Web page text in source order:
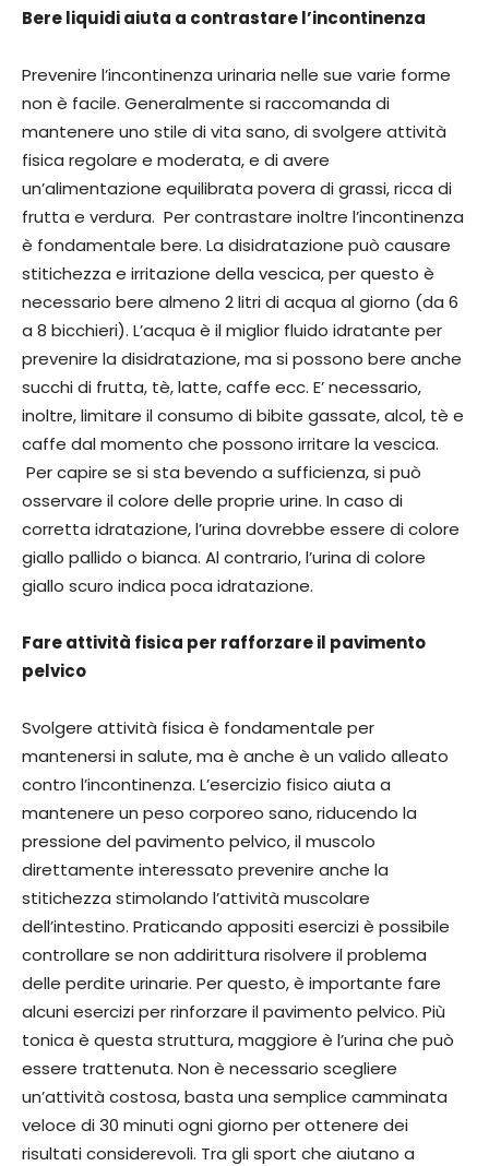
Bere liquidi aiuta a contrastare l’incontinenza
Prevenire l’incontinenza urinaria nelle sue varie forme
non è facile. Generalmente si raccomanda di
mantenere uno stile di vita sano, di svolgere attività
fisica regolare e moderata, e di avere
un’alimentazione equilibrata povera di grassi, ricca di
frutta e verdura. Per contrastare inoltre l’incontinenza
è fondamentale bere. La disidratazione può causare
stitichezza e irritazione della vescica, per questo è
necessario bere almeno 2 litri di acqua al giorno (da 6
a 8 bicchieri). L’acqua è il miglior fluido idratante per
prevenire la disidratazione, ma si possono bere anche
succhi di frutta, tè, latte, caffe ecc. E’ necessario,
inoltre, limitare il consumo di bibite gassate, alcol, tè e
caffe dal momento che possono irritare la vescica.
Per capire se si sta bevendo a sufficienza, si può
osservare il colore delle proprie urine. In caso di
corretta idratazione, l’urina dovrebbe essere di colore
giallo pallido o bianca. Al contrario, l’urina di colore
giallo scuro indica poca idratazione.
Fare attività fisica per rafforzare il pavimento
pelvico
Svolgere attività fisica è fondamentale per
mantenersi in salute, ma è anche è un valido alleato
contro l’incontinenza. L’esercizio fisico aiuta a
mantenere un peso corporeo sano, riducendo la
pressione del pavimento pelvico, il muscolo
direttamente interessato prevenire anche la
stitichezza stimolando l’attività muscolare
dell’intestino. Praticando appositi esercizi è possibile
controllare se non addirittura risolvere il problema
delle perdite urinarie. Per questo, è importante fare
alcuni esercizi per rinforzare il pavimento pelvico. Più
tonica è questa struttura, maggiore è l’urina che può
essere trattenuta. Non è necessario scegliere
un’attività costosa, basta una semplice camminata
veloce di 30 minuti ogni giorno per ottenere dei
risultati considerevoli. Tra gli sport che aiutano a